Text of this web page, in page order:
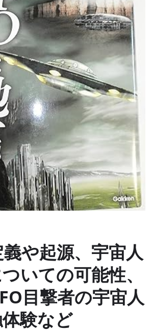
や起源、宇宙人
いての可能性、
目撃者の宇宙人
験など